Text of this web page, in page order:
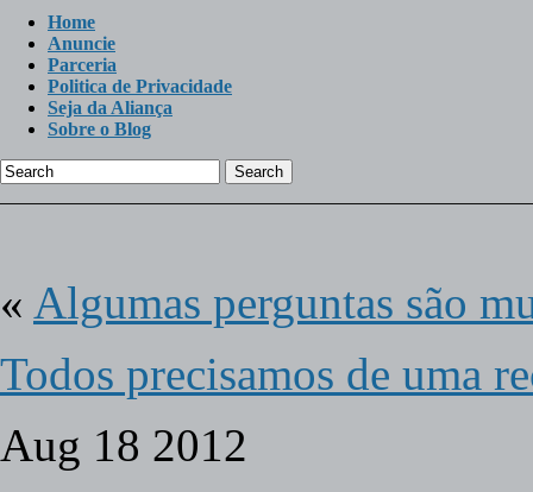
Home
Anuncie
Parceria
Politica de Privacidade
Seja da Aliança
Sobre o Blog
Search
« Algumas perguntas são
Todos precisamos de uma
Aug 18 2012